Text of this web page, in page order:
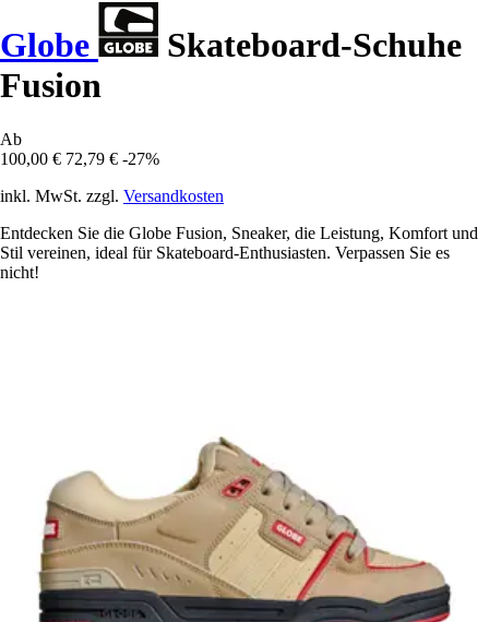
Globe
Skateboard-Schuhe
Fusion
Ab
100,00 € 72,79 € -27%
inkl. MwSt. zzgl. Versandkosten
Entdecken Sie die Globe Fusion, Sneaker, die Leistung, Komfort und
Stil vereinen, ideal für Skateboard-Enthusiasten. Verpassen Sie es
nicht!